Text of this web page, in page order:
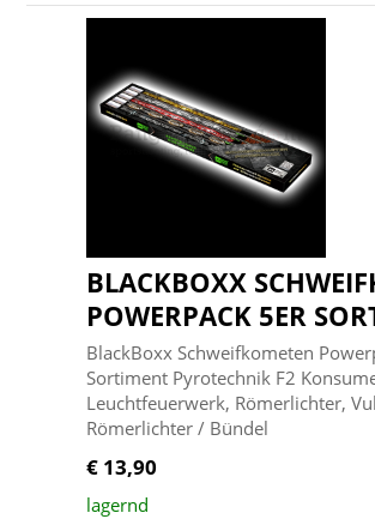
BLACKBOXX
POWERPACK 5ER
BlackBoxx Schweifkometen
Sortiment Pyrotechnik F2
Leuchtfeuerwerk, Römerlichter,
Römerlichter / Bündel
€ 13,90
lagernd